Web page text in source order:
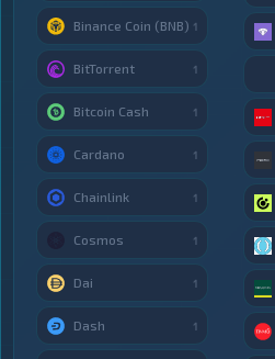
Binance Coin (BNB) 1
BitTorrent 1
Bitcoin Cash 1
Cardano 1
Chainlink 1
Cosmos 1
Dai 1
Dash 1